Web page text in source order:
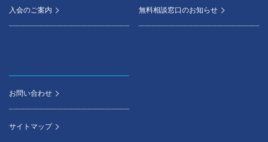
入会のご案内 無料相談窓口のお知らせ
お問い合わせ
サイトマップ